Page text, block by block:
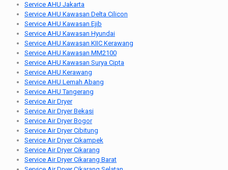
Service AHU Jakarta
Service AHU Kawasan Delta Cilicon
Service AHU Kawasan Ejib
Service AHU Kawasan Hyundai
Service AHU Kawasan KIIC Kerawang
Service AHU Kawasan MM2100
Service AHU Kawasan Surya Cipta
Service AHU Kerawang
Service AHU Lemah Abang
Service AHU Tangerang
Service Air Dryer
Service Air Dryer Bekasi
Service Air Dryer Bogor
Service Air Dryer Cibitung
Service Air Dryer Cikampek
Service Air Dryer Cikarang
Service Air Dryer Cikarang Barat